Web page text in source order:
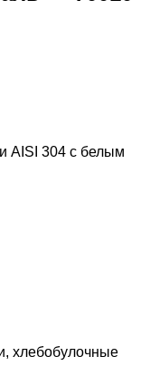
AISI 304 с белым
хлебобулочные